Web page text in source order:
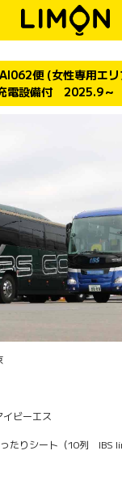
便 (女性専用エ
電設備付 2025.9～
ビーエス
たりシート（10列 IBS